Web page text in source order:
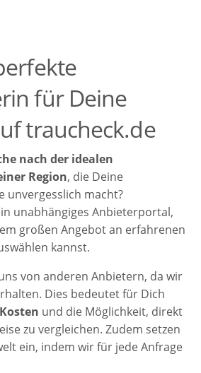
für Deine
traucheck.de
nach der idealen
Region, die Deine
unvergesslich macht?
unabhängiges Anbieterportal,
großen Angebot an erfahrenen
kannst.
von anderen Anbietern, da wir
Dies bedeutet für Dich
und die Möglichkeit, direkt
zu vergleichen. Zudem setzen
ein, indem wir für jede Anfrage